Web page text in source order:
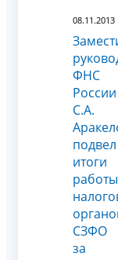
08.11.2013
ФНС
России
С.А.
подвел
итоги
работы
СЗФО
за